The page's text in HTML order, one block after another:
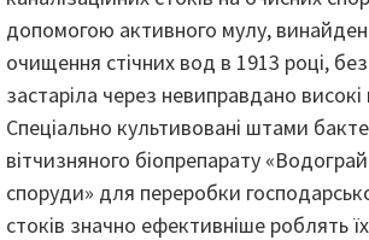
допомогою активного мулу,
очищення стічних вод в 1913 році,
застаріла через невиправдано
Спеціально культивовані штами
вітчизняного біопрепарату
споруди» для переробки
стоків значно ефективніше роблять